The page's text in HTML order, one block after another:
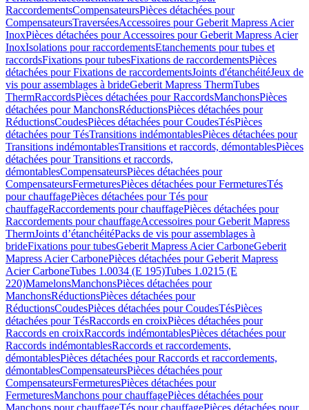
RaccordementsCompensateursPièces détachées pour
CompensateursTraverséesAccessoires pour Geberit Mapress Acier
InoxPièces détachées pour Accessoires pour Geberit Mapress Acier
InoxIsolations pour raccordementsEtanchements pour tubes et
raccordsFixations pour tubesFixations de raccordementsPièces
détachées pour Fixations de raccordementsJoints d'étanchéitéJeux de
vis pour assemblages à brideGeberit Mapress ThermTubes
ThermRaccordsPièces détachées pour RaccordsManchonsPièces
détachées pour ManchonsRéductionsPièces détachées pour
RéductionsCoudesPièces détachées pour CoudesTésPièces
détachées pour TésTransitions indémontablesPièces détachées pour
Transitions indémontablesTransitions et raccords, démontablesPièces
détachées pour Transitions et raccords,
démontablesCompensateursPièces détachées pour
CompensateursFermeturesPièces détachées pour FermeturesTés
pour chauffagePièces détachées pour Tés pour
chauffageRaccordements pour chauffagePièces détachées pour
Raccordements pour chauffageAccessoires pour Geberit Mapress
ThermJoints d’étanchéitéPacks de vis pour assemblages à
brideFixations pour tubesGeberit Mapress Acier CarboneGeberit
Mapress Acier CarbonePièces détachées pour Geberit Mapress
Acier CarboneTubes 1.0034 (E 195)Tubes 1.0215 (E
220)MamelonsManchonsPièces détachées pour
ManchonsRéductionsPièces détachées pour
RéductionsCoudesPièces détachées pour CoudesTésPièces
détachées pour TésRaccords en croixPièces détachées pour
Raccords en croixRaccords indémontablesPièces détachées pour
Raccords indémontablesRaccords et raccordements,
démontablesPièces détachées pour Raccords et raccordements,
démontablesCompensateursPièces détachées pour
CompensateursFermeturesPièces détachées pour
FermeturesManchons pour chauffagePièces détachées pour
Manchons pour chauffageTés pour chauffagePièces détachées pour